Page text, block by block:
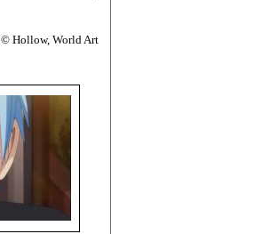
© Hollow, World Art